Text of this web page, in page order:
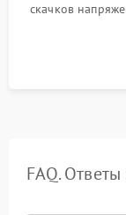
скачков
времени
FAQ.